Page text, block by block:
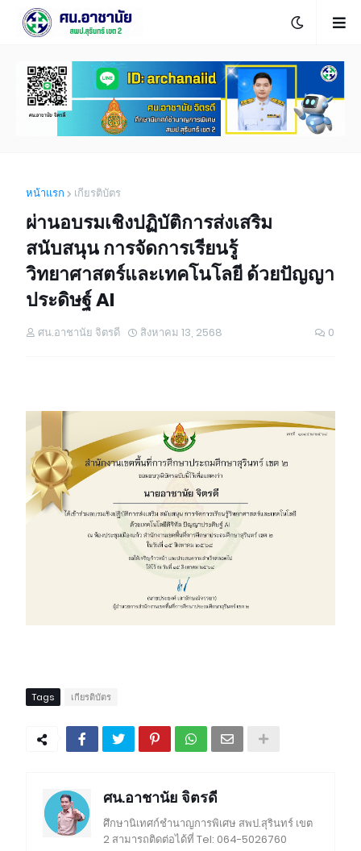
หน้าแรก เกียรติบัตร
ผ่านอบรมเชิงปฏิบัติการส่งเสริม
สนับสนุน การจัดการเรียนรู้
วิทยาศาสตร์และเทคโนโลยี ด้วยปัญญา
ประดิษฐ์ AI
ศน.อาชานัย จิตรดี สิงหาคม 13, 2568 0
Tags เกียรติบัตร
ศน.อาชานัย จิตรดี
ศึกษานิเทศก์ชำนาญการพิเศษ สพป.สุรินทร์ เขต
2 สามารถติดต่อได้ที่ Tel: 064-5026760